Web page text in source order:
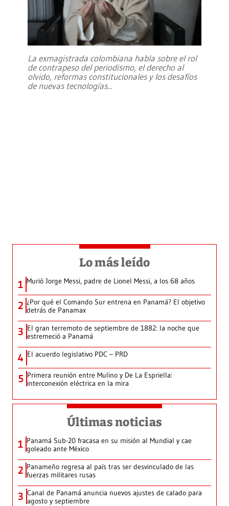
La exmagistrada colombiana habla sobre el rol
de contrapeso del periodismo, el derecho al
olvido, reformas constitucionales y los desafíos
de nuevas tecnologías...
Lo más leído
1 Murió Jorge Messi, padre de Lionel Messi, a los 68 años
2 ¿Por qué el Comando Sur entrena en Panamá? El objetivo
detrás de Panamax
3 El gran terremoto de septiembre de 1882: la noche que
estremeció a Panamá
4 El acuerdo legislativo PDC – PRD
5 Primera reunión entre Mulino y De La Espriella:
interconexión eléctrica en la mira
Últimas noticias
1 Panamá Sub-20 fracasa en su misión al Mundial y cae
goleado ante México
2 Panameño regresa al país tras ser desvinculado de las
fuerzas militares rusas
3 Canal de Panamá anuncia nuevos ajustes de calado para
agosto y septiembre